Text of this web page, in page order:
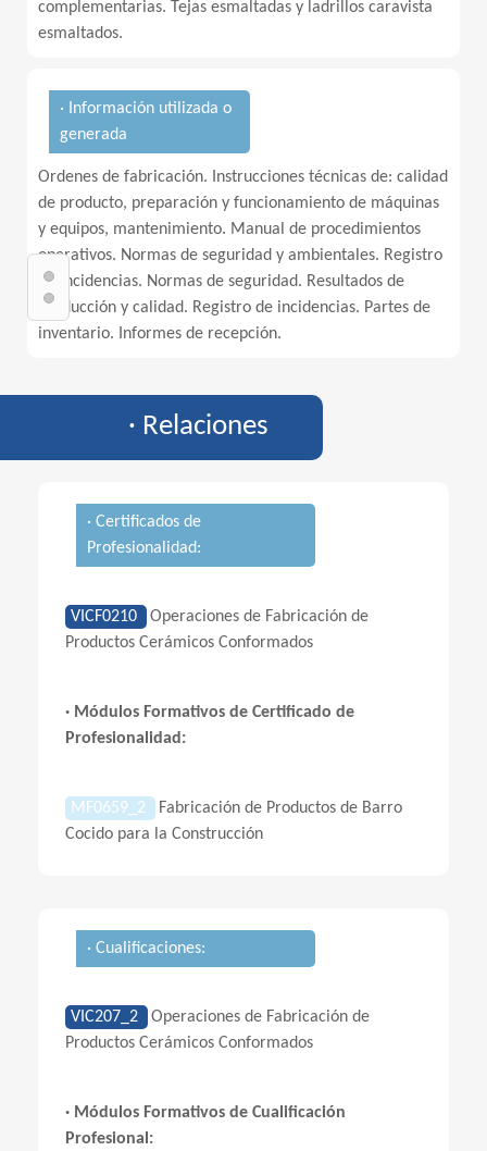
complementarias. Tejas esmaltadas y ladrillos caravista
esmaltados.
· Información utilizada o
generada
Ordenes de fabricación. Instrucciones técnicas de: calidad
de producto, preparación y funcionamiento de máquinas
y equipos, mantenimiento. Manual de procedimientos
operativos. Normas de seguridad y ambientales. Registro
de incidencias. Normas de seguridad. Resultados de
producción y calidad. Registro de incidencias. Partes de
inventario. Informes de recepción.
· Relaciones
· Certificados de
Profesionalidad:
VICF0210
Operaciones de Fabricación de
Productos Cerámicos Conformados
· Módulos Formativos de Certificado de
Profesionalidad:
MF0659_2
Fabricación de Productos de Barro
Cocido para la Construcción
· Cualificaciones:
VIC207_2
Operaciones de Fabricación de
Productos Cerámicos Conformados
· Módulos Formativos de Cualificación
Profesional: